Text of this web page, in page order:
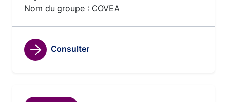
Nom du groupe : COVEA
Consulter